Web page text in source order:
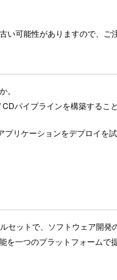
可能性がありますので、ご
。
パイプラインを構築するこ
リケーションをデプロイ
セットで、ソフトウェア開
一つのプラットフォームで